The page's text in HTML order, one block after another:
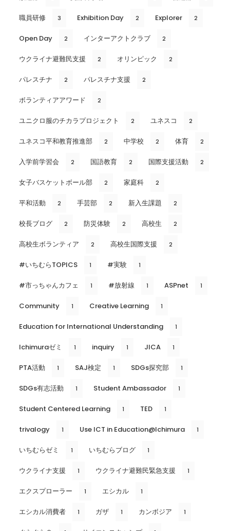
職員研修 3 Exhibition Day 2 Explorer 2
Open Day 2 インターアクトクラブ 2
ウクライナ避難民支援 2 オリンピック 2
パレスチナ 2 パレスチナ支援 2
ボランティアアワード 2
ユニクロ服のチカラプロジェクト 2 ユネスコ 2
ユネスコ平和教育推進部 2 中学校 2 体育 2
入学前学習会 2 国語教育 2 国際支援活動 2
女子バスケットボール部 2 家庭科 2
平和活動 2 手芸部 2 新入生課題 2
校長ブログ 2 防災体験 2 高校生 2
高校生ボランティア 2 高校生国際支援 2
#いちむらTOPICS 1 #実験 1
#市っちゃんカフェ 1 #放射線 1 ASPnet 1
Community 1 Creative Learning 1
Education for International Understanding 1
Ichimuraゼミ 1 inquiry 1 JICA 1
PTA活動 1 SAJ検定 1 SDGs探究部 1
SDGs有志活動 1 Student Ambassador 1
Student Centered Learning 1 TED 1
trivalogy 1 Use ICT in Education@Ichimura 1
いちむらゼミ 1 いちむらブログ 1
ウクライナ支援 1 ウクライナ避難民緊急支援 1
エクスプローラー 1 エシカル 1
エシカル消費者 1 ガザ 1 カンボジア 1